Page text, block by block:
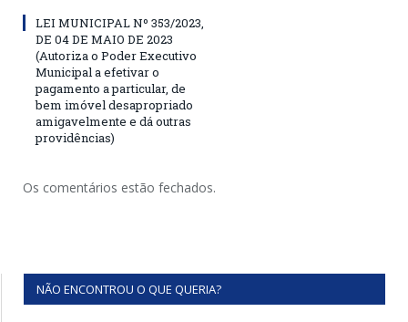
LEI MUNICIPAL Nº 353/2023,
DE 04 DE MAIO DE 2023
(Autoriza o Poder Executivo
Municipal a efetivar o
pagamento a particular, de
bem imóvel desapropriado
amigavelmente e dá outras
providências)
Os comentários estão fechados.
NÃO ENCONTROU O QUE QUERIA?